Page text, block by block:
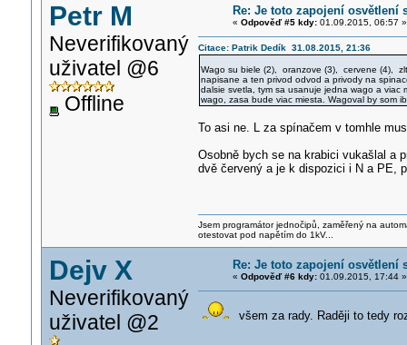
Petr M
Neverifikovaný
uživatel @6
Offline
Re: Je toto zapojení
« Odpověď #5 kdy:01.09.2015, 06:57 »
Citace: Patrik Dedík 31.08.2015, 21:36
Wago su biele (2), oranzove (3), cervene (4),
napisane a ten privod odvod a privody na
dalsie svetla, tym sa usanuje jedna wago a viac
wago, zasa bude viac miesta. Wagoval by som
To asi ne. L za spínačem v tomhle
Osobně bych se na krabici vukašlal a
dvě červený a je k dispozici i N a PE,
Jsem programátor jednočipů, zaměřený na
otestovat pod napětím do 1kV...
Dejv X
Neverifikovaný
uživatel @2
Re: Je toto zapojení
« Odpověď #6 kdy:01.09.2015, 17:44 »
všem za rady. Raději to tedy